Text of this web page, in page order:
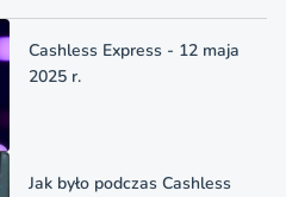
Cashless Express - 12 maja
2025 r.
Jak było podczas Cashless